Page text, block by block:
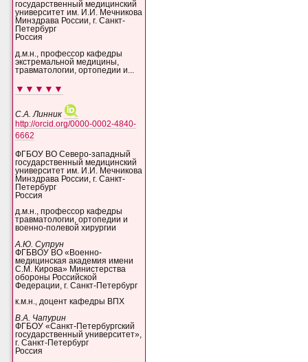
государственный медицинский
университет им. И.И. Мечникова
Минздрава России, г. Санкт-
Петербург
Россия
д.м.н., профессор кафедры
экстремальной медицины,
травматологии, ортопедии и...
▼▼▼▼▼
С.А. Линник
http://orcid.org/0000-0002-4840-
6662
ФГБОУ ВО Северо-западный
государственный медицинский
университет им. И.И. Мечникова
Минздрава России, г. Санкт-
Петербург
Россия
д.м.н., профессор кафедры
травматологии, ортопедии и
военно-полевой хирургии
А.Ю. Супрун
ФГБВОУ ВО «Военно-
медицинская академия имени
С.М. Кирова» Министерства
обороны Российской
Федерации, г. Санкт-Петербург
к.м.н., доцент кафедры ВПХ
В.А. Чапурин
ФГБОУ «Санкт-Петербургский
государственный университет»,
г. Санкт-Петербург
Россия